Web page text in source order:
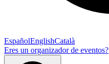
EspañolEnglishCatalà
Eres un organizador de eventos?